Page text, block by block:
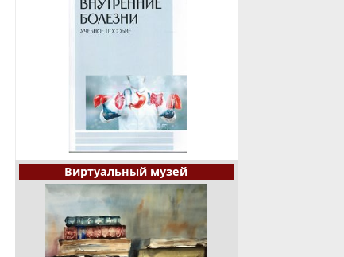
Виртуальный музей